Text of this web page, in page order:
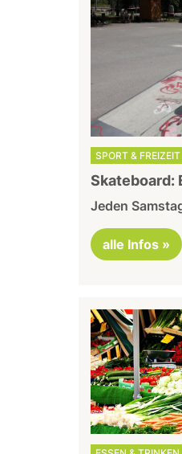
SPORT & FREIZEIT
Skateboard:
Jeden
alle Infos »